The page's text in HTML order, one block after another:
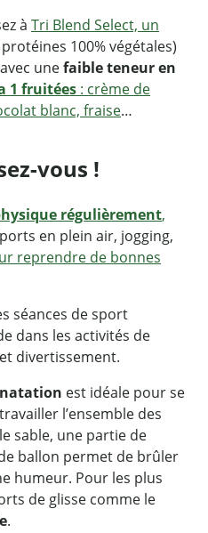
à Tri Blend Select, un
100% végétales)
unefaible teneur en
1 fruitées : crème de
blanc, fraise…
vous !
régulièrement,
en plein air, jogging,
reprendre de bonnes
séances de sport
dans les activités de
divertissement.
natation est idéale pour se
l’ensemble des
sable, une partie de
ballon permet de brûler
humeur. Pour les plus
de glisse comme le
.